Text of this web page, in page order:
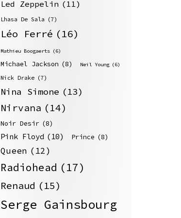
Led Zeppelin (11)
Lhasa De Sala (7)
Léo Ferré (16)
Mathieu Boogaerts (6)
Michael Jackson (8) Neil Young (6)
Nick Drake (7)
Nina Simone (13)
Nirvana (14)
Noir Desir (8)
Pink Floyd (10) Prince (8)
Queen (12)
Radiohead (17)
Renaud (15)
Serge Gainsbourg